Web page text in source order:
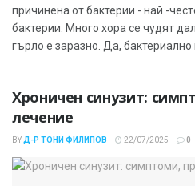
причинена от бактерии - най -
бактерии. Много хора се чудят
гърло е заразно. Да, бактериално
Хроничен синузит:
лечение
BY Д-Р ТОНИ ФИЛИПОВ 22/07/2025 0